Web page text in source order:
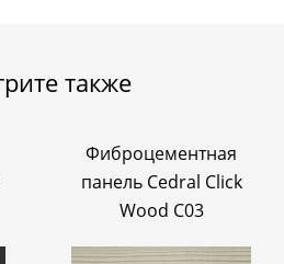
также
Фиброцементная
панель Cedral Click
Wood C03